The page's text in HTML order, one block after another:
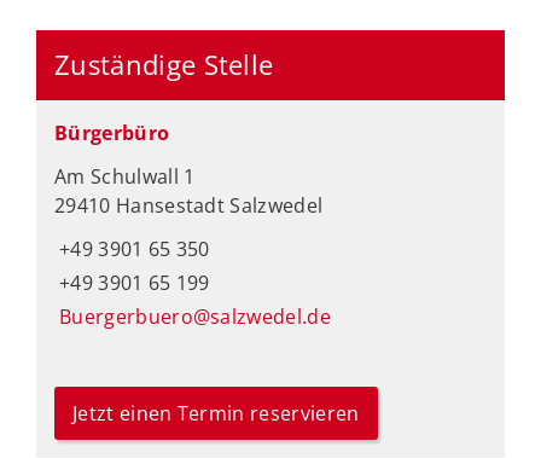
Zuständige Stelle
Bürgerbüro
Am Schulwall 1
29410 Hansestadt Salzwedel
+49 3901 65 350
+49 3901 65 199
Buergerbuero@salzwedel.de
Jetzt einen Termin reservieren